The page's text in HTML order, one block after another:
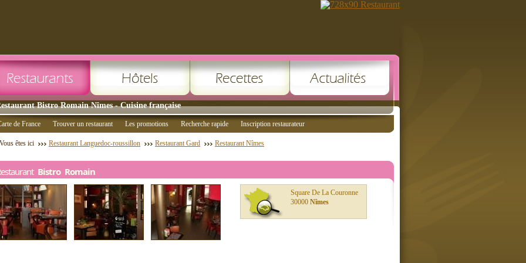
Bistro Romain Nîmes - Cuisine française
de France Trouver un restaurant Les promotions Recherche rapide Inscription restaurateur
Vous êtes ici Restaurant Languedoc-roussillon Restaurant Gard Restaurant Nîmes
Bistro Romain
Square De La Couronne
30000 Nîmes